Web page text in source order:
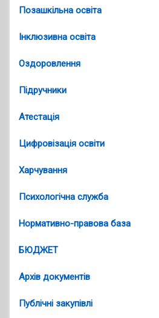
Позашкільна освіта
Інклюзивна освіта
Оздоровлення
Підручники
Атестація
Цифровізація освіти
Харчування
Психологічна служба
Нормативно-правова база
БЮДЖЕТ
Архів документів
Публічні закупівлі